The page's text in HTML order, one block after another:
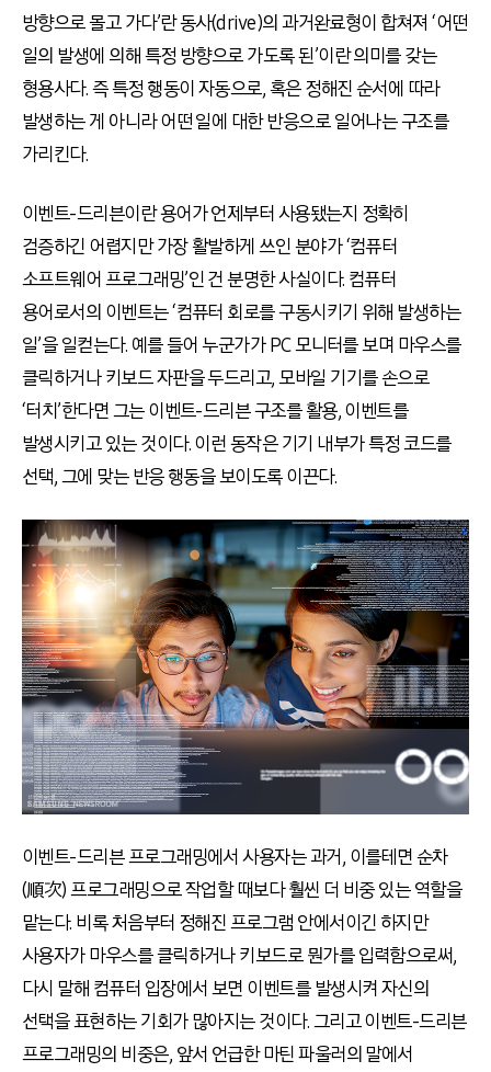
방향으로 몰고 가다’란 동사(drive)의 과거완료형이 합쳐져 ‘어떤
일의 발생에 의해 특정 방향으로 가도록 된’이란 의미를 갖는
형용사다. 즉 특정 행동이 자동으로, 혹은 정해진 순서에 따라
발생하는 게 아니라 어떤 일에 대한 반응으로 일어나는 구조를
가리킨다.
이벤트-드리븐이란 용어가 언제부터 사용됐는지 정확히
검증하긴 어렵지만 가장 활발하게 쓰인 분야가 ‘컴퓨터
소프트웨어 프로그래밍’인 건 분명한 사실이다. 컴퓨터
용어로서의 이벤트는 ‘컴퓨터 회로를 구동시키기 위해 발생하는
일’을 일컫는다. 예를 들어 누군가가 PC 모니터를 보며 마우스를
클릭하거나 키보드 자판을 두드리고, 모바일 기기를 손으로
‘터치’한다면 그는 이벤트-드리븐 구조를 활용, 이벤트를
발생시키고 있는 것이다. 이런 동작은 기기 내부가 특정 코드를
선택, 그에 맞는 반응 행동을 보이도록 이끈다.
이벤트-드리븐 프로그래밍에서 사용자는 과거, 이를테면 순차
(順次) 프로그래밍으로 작업할 때보다 훨씬 더 비중 있는 역할을
맡는다. 비록 처음부터 정해진 프로그램 안에서이긴 하지만
사용자가 마우스를 클릭하거나 키보드로 뭔가를 입력함으로써,
다시 말해 컴퓨터 입장에서 보면 이벤트를 발생시켜 자신의
선택을 표현하는 기회가 많아지는 것이다. 그리고 이벤트-드리븐
프로그래밍의 비중은, 앞서 언급한 마틴 파울러의 말에서